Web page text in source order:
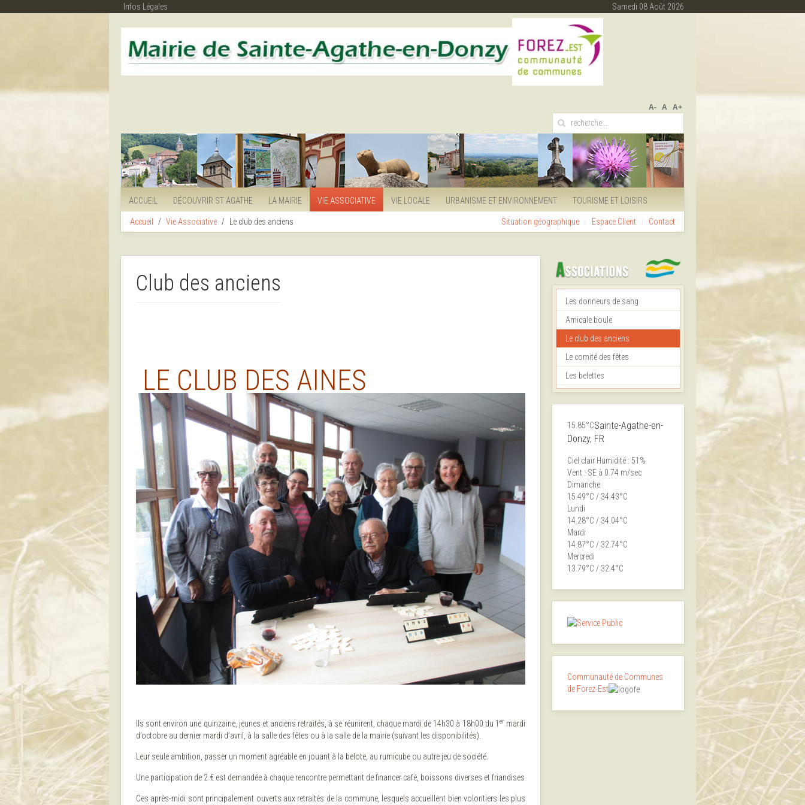
Infos Légales Samedi 08 Août 2026
A- A A+
ACCUEIL DÉCOUVRIR ST AGATHE LA MAIRIE VIE ASSOCIATIVE VIE LOCALE URBANISME ET ENVIRONNEMENT TOURISME ET LOISIRS
Accueil Vie Associative Le club des anciens Situation géographique Espace Client Contact
Club des anciens
LE CLUB DES AINES
Ils sont environ une quinzaine, jeunes et anciens retraités, à se réunirent, chaque mardi de 14h30 à 18h00 du 1 ermardi
d’octobre au dernier mardi d’avril, à la salle des fêtes ou à la salle de la mairie (suivant les disponibilités).
Leur seule ambition, passer un moment agréable en jouant à la belote, au rumicube ou autre jeu de société.
Une participation de 2 € est demandée à chaque rencontre permettant de financer café, boissons diverses et friandises
Ces après-midi sont principalement ouverts aux retraités de la commune, lesquels accueillent bien volontiers les plus
Les donneurs de sang
Amicale boule
Le club des anciens
Le comité des fêtes
Les belettes
15.85°CSainte-Agathe-en-
Donzy, FR
Ciel clair Humidité : 51%
Vent : SE à 0.74 m/sec
Dimanche
15.49°C / 34.43°C
Lundi
14.28°C / 34.04°C
Mardi
14.87°C / 32.74°C
Mercredi
13.79°C / 32.4°C
Communauté de Communes
de Forez-Est